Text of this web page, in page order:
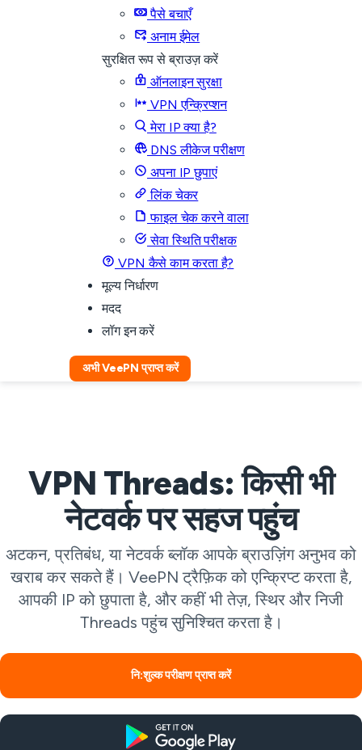
पैसे बचाएँ
अनाम ईमेल
सुरक्षित रूप से ब्राउज़ करें
ऑनलाइन सुरक्षा
VPN एन्क्रिप्शन
मेरा IP क्या है?
DNS लीकेज परीक्षण
अपना IP छुपाएं
लिंक चेकर
फाइल चेक करने वाला
सेवा स्थिति परीक्षक
VPN कैसे काम करता है?
मूल्य निर्धारण
मदद
लॉग इन करें
अभी VeePN प्राप्त करें
VPN Threads: किसी भी
नेटवर्क पर सहज पहुंच
अटकन, प्रतिबंध, या नेटवर्क ब्लॉक आपके ब्राउज़िंग अनुभव को
खराब कर सकते हैं। VeePN ट्रैफ़िक को एन्क्रिप्ट करता है,
आपकी IP को छुपाता है, और कहीं भी तेज़, स्थिर और निजी
Threads पहुंच सुनिश्चित करता है।
नि:शुल्क परीक्षण प्राप्त करें